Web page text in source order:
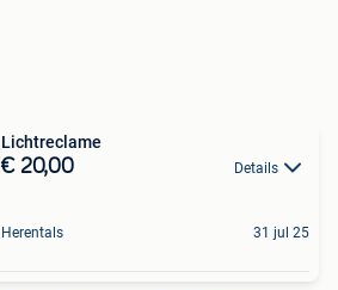
Lichtreclame
€ 20,00 Details
Herentals 31 jul 25